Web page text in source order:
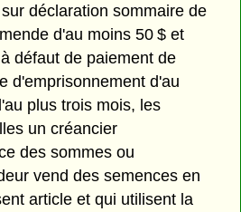
déclaration sommaire de
d'au moins 50 $ et
défaut de paiement de
d'emprisonnement d'au
plus trois mois, les
un créancier
des sommes ou
vend des semences en
article et qui utilisent la